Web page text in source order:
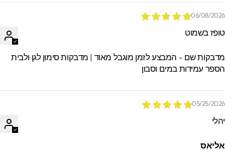
06/08/
בשמוט
שם - המבצע לזמן מוגבל מאוד | מדבקות סימון לגן ולבית
עמידות במים וסבון
05/25/